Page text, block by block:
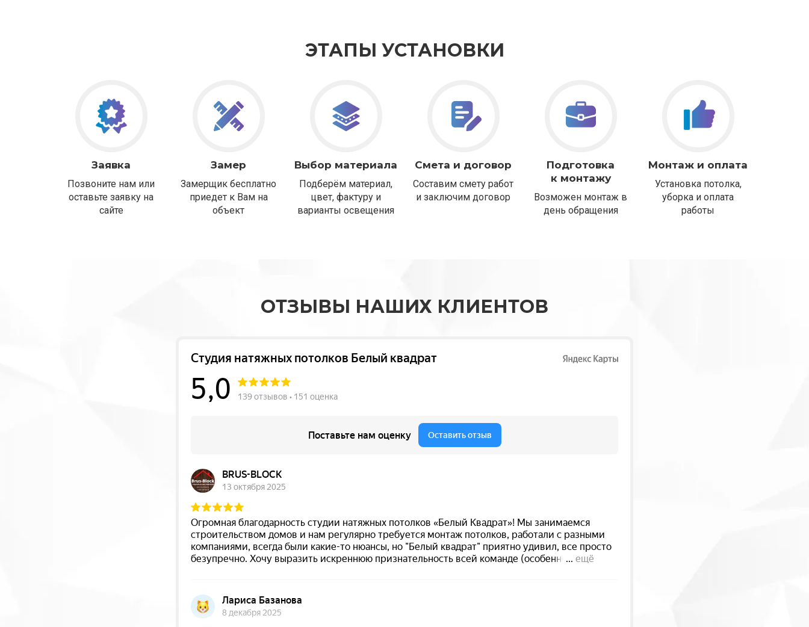
ЭТАПЫ УСТАНОВКИ
Заявка
Позвоните нам или
оставьте заявку на
сайте
Замер
Замерщик бесплатно
приедет к Вам на
объект
Выбор материала
Подберём материал,
цвет, фактуру и
варианты освещения
Смета и договор
Составим смету работ
и заключим договор
Подготовка
к монтажу
Возможен монтаж в
день обращения
Монтаж и оплата
Установка потолка,
уборка и оплата
работы
ОТЗЫВЫ НАШИХ КЛИЕНТОВ